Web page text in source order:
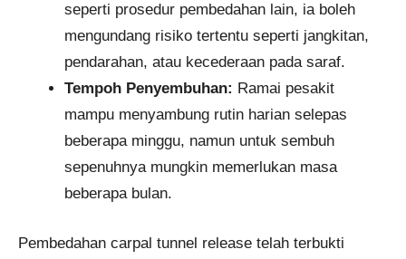
seperti prosedur pembedahan lain, ia boleh
mengundang risiko tertentu seperti jangkitan,
pendarahan, atau kecederaan pada saraf.
Tempoh Penyembuhan: Ramai pesakit
mampu menyambung rutin harian selepas
beberapa minggu, namun untuk sembuh
sepenuhnya mungkin memerlukan masa
beberapa bulan.
Pembedahan carpal tunnel release telah terbukti